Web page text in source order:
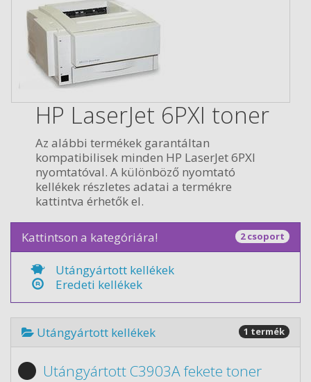
HP LaserJet 6PXI toner
Az alábbi termékek garantáltan
kompatibilisek minden HP LaserJet 6PXI
nyomtatóval. A különböző nyomtató
kellékek részletes adatai a termékre
kattintva érhetők el.
Kattintson a kategóriára! 2 csoport
Utángyártott kellékek
Eredeti kellékek
Utángyártott kellékek 1 termék
Utángyártott C3903A fekete toner